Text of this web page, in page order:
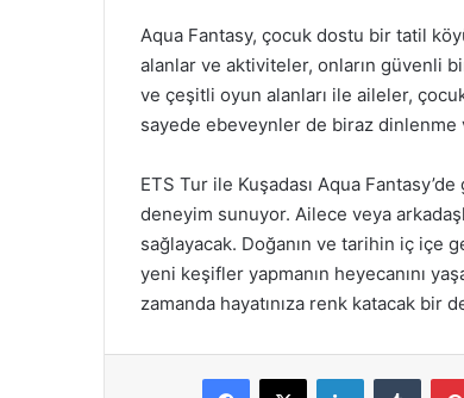
Aqua Fantasy, çocuk dostu bir tatil
alanlar ve aktiviteler, onların güvenli
ve çeşitli oyun alanları ile aileler,
sayede ebeveynler de biraz dinlenme
ETS Tur ile Kuşadası Aqua
deneyim sunuyor. Ailece veya
sağlayacak. Doğanın ve tarihin iç içe
yeni keşifler yapmanın heyecanını
zamanda hayatınıza renk katacak bir
Facebook
X LinkedIn